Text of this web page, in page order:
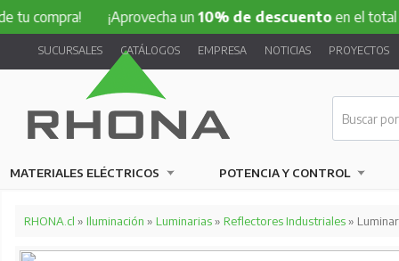
¡Aprovecha un10% de descuentoen el total de tu
SUCURSALES CATÁLOGOS EMPRESA NOTICIAS PROYECTOS
MATERIALES ELÉCTRICOS POTENCIA Y CONTROL
RHONA.cl » Iluminación » Luminarias» Reflectores Industriales»